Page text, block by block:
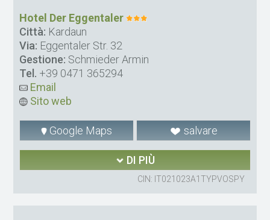
Hotel Der Eggentaler
Città: Kardaun
Via: Eggentaler Str. 32
Gestione: Schmieder Armin
Tel. +39 0471 365294
Email
Sito web
Google Maps salvare
DI PIÙ
CIN: IT021023A1TYPVOSPY